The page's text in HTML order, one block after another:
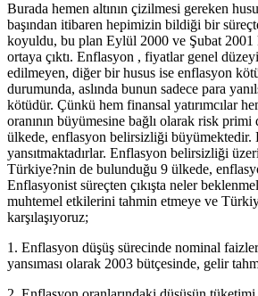
Burada hemen altının çizilmesi gereken
başından itibaren hepimizin bildiği bir
koyuldu, bu plan Eylül 2000 ve Şubat 2001
ortaya çıktı. Enflasyon , fiyatlar genel
edilmeyen, diğer bir husus ise enflasyon
durumunda, aslında bunun sadece para
kötüdür. Çünkü hem finansal yatırımcılar
oranının büyümesine bağlı olarak risk
ülkede, enflasyon belirsizliği büyümektedir.
yansıtmaktadırlar. Enflasyon belirsizliği
Türkiye?nin de bulunduğu 9 ülkede,
Enflasyonist süreçten çıkışta neler
muhtemel etkilerini tahmin etmeye ve
karşılaşıyoruz;
1. Enflasyon düşüş sürecinde nominal
yansıması olarak 2003 bütçesinde, gelir